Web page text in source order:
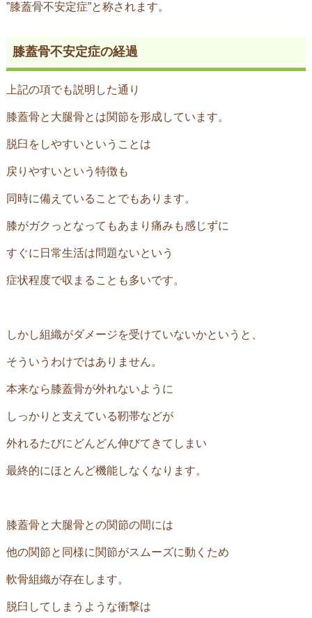
”膝蓋骨不安定症”と称されます。
膝蓋骨不安定症の経過
上記の項でも説明した通り
膝蓋骨と大腿骨とは関節を形成しています。
脱臼をしやすいということは
戻りやすいという特徴も
同時に備えていることでもあります。
膝がガクっとなってもあまり痛みも感じずに
すぐに日常生活は問題ないという
症状程度で収まることも多いです。
しかし組織がダメージを受けていないかというと、
そういうわけではありません。
本来なら膝蓋骨が外れないように
しっかりと支えている靭帯などが
外れるたびにどんどん伸びてきてしまい
最終的にほとんど機能しなくなります。
膝蓋骨と大腿骨との関節の間には
他の関節と同様に関節がスムーズに動くため
軟骨組織が存在します。
脱臼してしまうような衝撃は